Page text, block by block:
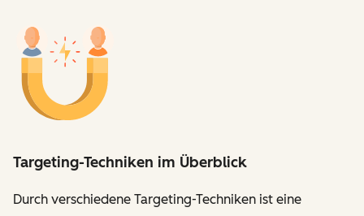
Targeting-Techniken im Überblick
Durch verschiedene Targeting-Techniken ist eine